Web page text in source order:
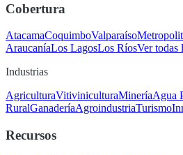
Cobertura
AtacamaCoquimboValparaíso
AraucaníaLos LagosLos RíosVer todas
Industrias
AgriculturaVitiviniculturaMineríaAgua
RuralGanaderíaAgroindustriaTurismo
Recursos